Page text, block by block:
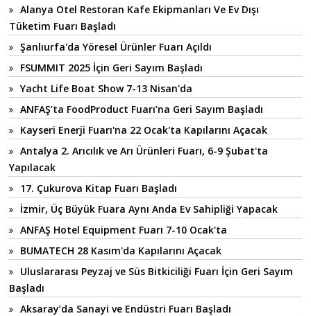
Alanya Otel Restoran Kafe Ekipmanları Ve Ev Dışı
Tüketim Fuarı Başladı
Şanlıurfa'da Yöresel Ürünler Fuarı Açıldı
FSUMMIT 2025 İçin Geri Sayım Başladı
Yacht Life Boat Show 7-13 Nisan'da
ANFAŞ’ta FoodProduct Fuarı’na Geri Sayım Başladı
Kayseri Enerji Fuarı'na 22 Ocak'ta Kapılarını Açacak
Antalya 2. Arıcılık ve Arı Ürünleri Fuarı, 6-9 Şubat'ta
Yapılacak
17. Çukurova Kitap Fuarı Başladı
İzmir, Üç Büyük Fuara Aynı Anda Ev Sahipliği Yapacak
ANFAŞ Hotel Equipment Fuarı 7-10 Ocak'ta
BUMATECH 28 Kasım'da Kapılarını Açacak
Uluslararası Peyzaj ve Süs Bitkiciliği Fuarı İçin Geri Sayım
Başladı
Aksaray’da Sanayi ve Endüstri Fuarı Başladı